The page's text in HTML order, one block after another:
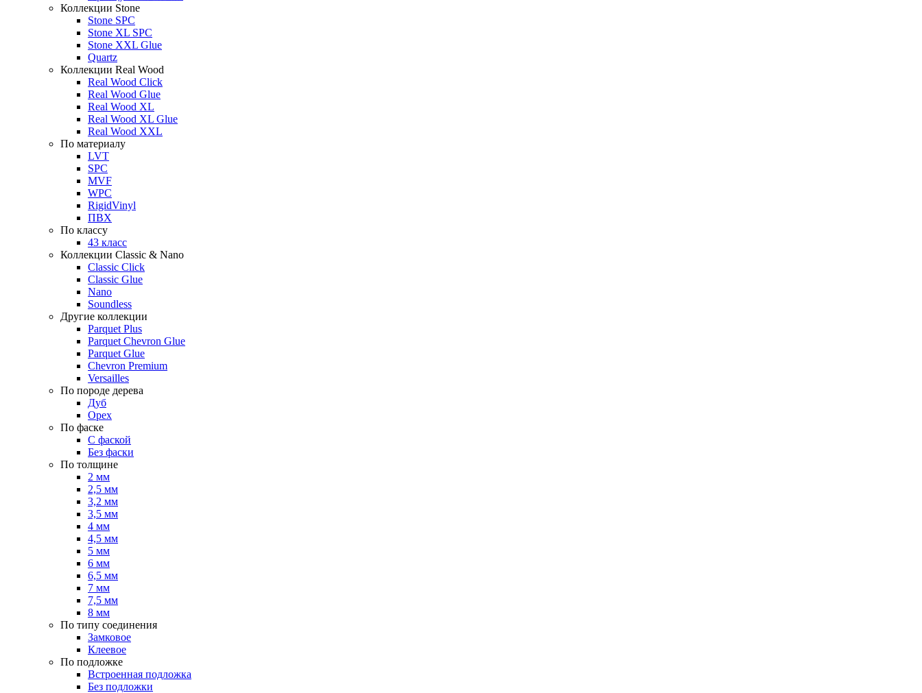
Коллекции Stone
Stone SPC
Stone XL SPC
Stone XXL Glue
Quartz
Коллекции Real Wood
Real Wood Click
Real Wood Glue
Real Wood XL
Real Wood XL Glue
Real Wood XXL
По материалу
LVT
SPC
MVF
WPC
RigidVinyl
ПВХ
По классу
43 класс
Коллекции Classic & Nano
Classic Click
Classic Glue
Nano
Soundless
Другие коллекции
Parquet Plus
Parquet Chevron Glue
Parquet Glue
Chevron Premium
Versailles
По породе дерева
Дуб
Орех
По фаске
С фаской
Без фаски
По толщине
2 мм
2,5 мм
3,2 мм
3,5 мм
4 мм
4,5 мм
5 мм
6 мм
6,5 мм
7 мм
7,5 мм
8 мм
По типу соединения
Замковое
Клеевое
По подложке
Встроенная подложка
Без подложки